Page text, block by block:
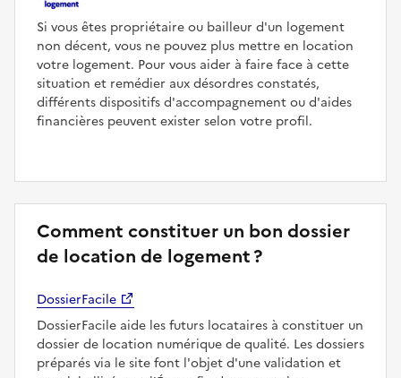
Si vous êtes propriétaire ou bailleur d'un logement
non décent, vous ne pouvez plus mettre en location
votre logement. Pour vous aider à faire face à cette
situation et remédier aux désordres constatés,
différents dispositifs d'accompagnement ou d'aides
financières peuvent exister selon votre profil.
Comment constituer un bon dossier
de location de logement ?
DossierFacile
DossierFacile aide les futurs locataires à constituer un
dossier de location numérique de qualité. Les dossiers
préparés via le site font l'objet d'une validation et